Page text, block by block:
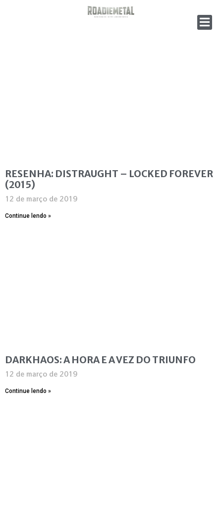
RESENHA: DISTRAUGHT – LOCKED FOREVER
(2015)
12 de março de 2019
Continue lendo »
DARKHAOS: A HORA E A VEZ DO TRIUNFO
12 de março de 2019
Continue lendo »